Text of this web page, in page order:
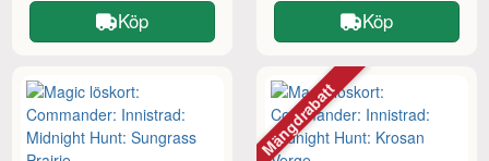
Köp Köp
Mängdrabatt